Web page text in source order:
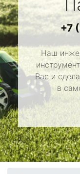
+7
Наш
Вас и
в